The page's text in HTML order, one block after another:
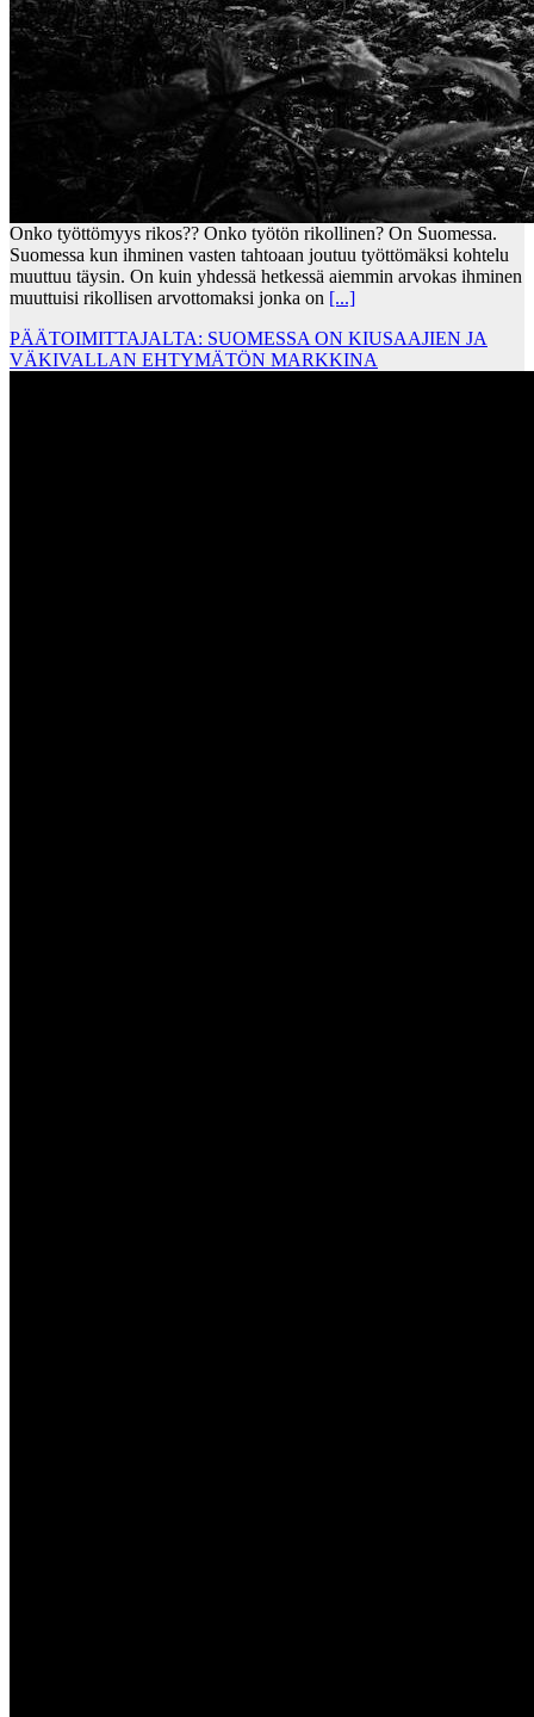
Onko työttömyys rikos?? Onko työtön rikollinen? On Suomessa.
Suomessa kun ihminen vasten tahtoaan joutuu työttömäksi kohtelu
muuttuu täysin. On kuin yhdessä hetkessä aiemmin arvokas ihminen
muuttuisi rikollisen arvottomaksi jonka on [...]
PÄÄTOIMITTAJALTA: SUOMESSA ON KIUSAAJIEN JA
VÄKIVALLAN EHTYMÄTÖN MARKKINA